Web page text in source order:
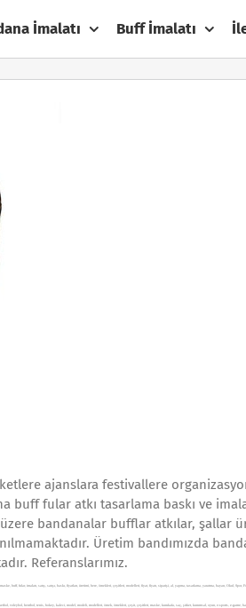
İmalatı Buff İmalatı
ajanslara festivallere
fular atkı tasarlama baskı ve
bandanalar bufflar atkılar, şallar
Üretim bandımızda
Referanslarımız.
buff, fular, imalatı, satış, satışı, baskı, fiyatları, üretimi, bere, örnekleri, çeşitleri, modelleri, fiyat, fiyatı, siparişi, al, yapma, tasarlama, yaratma, bayan, Okul,
voleybol, hentbol, tenis, hokey, kaleci, model, modeli, modelleri, örnek, örnekleri, çeşit, çeşitleri, maske, kurukafa, saç, şirket, kurumsal, oyun, e-sports, e-game,